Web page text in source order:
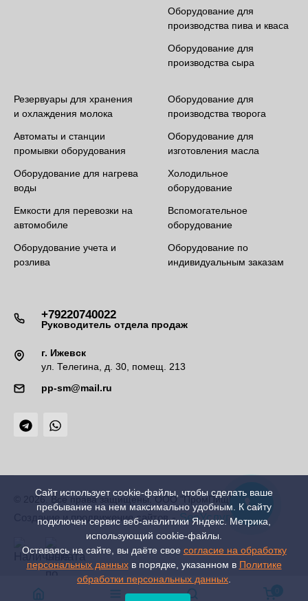
Оборудование для
производства пива и кваса
Оборудование для
производства сыра
Резервуары для хранения
и охлаждения молока
Автоматы и станции
промывки оборудования
Оборудование для нагрева
воды
Емкости для перевозки на
автомобиле
Оборудование учета и
розлива
Оборудование для
производства творога
Оборудование для
изготовления масла
Холодильное
оборудование
Вспомогательное
оборудование
Оборудование по
индивидуальным заказам
+79220740022
Руководитель отдела продаж
г. Ижевск
ул. Телегина, д. 30, помещ. 213
pp-sm@mail.ru
© 2026. Все права защищены. ООО "ПромПищМаш"
Создание и продвижение сайтов-SeoУслуга
Сайт использует cookie-файлы, чтобы сделать ваше
пребывание на нем максимально удобным. К cайту
подключен сервис веб-аналитики Яндекс. Метрика,
использующий cookie-файлы.
Оставаясь на сайте, вы даёте свое согласие на обработку
персональных данныхв порядке, указанном в Политике
обработки персональных данных